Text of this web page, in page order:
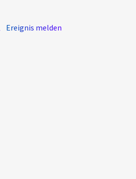
Ereignis melden